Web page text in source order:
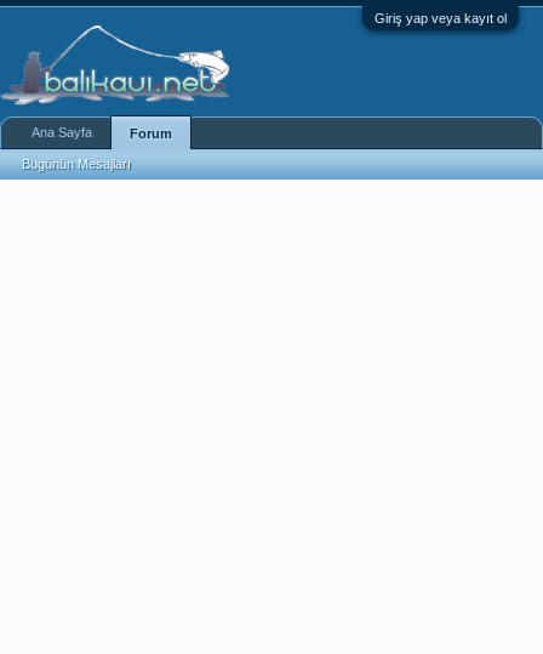
Giriş yap veya kayıt ol
Ana Sayfa Forum
Bugünün Mesajları